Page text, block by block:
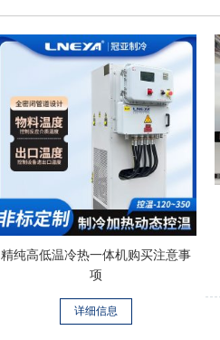
精纯高低温冷热一体机购买注意事
项
详细信息